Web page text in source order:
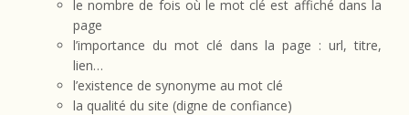
le nombre de fois où le mot clé est affiché dans la
page
l’importance du mot clé dans la page : url, titre,
lien…
l’existence de synonyme au mot clé
la qualité du site (digne de confiance)